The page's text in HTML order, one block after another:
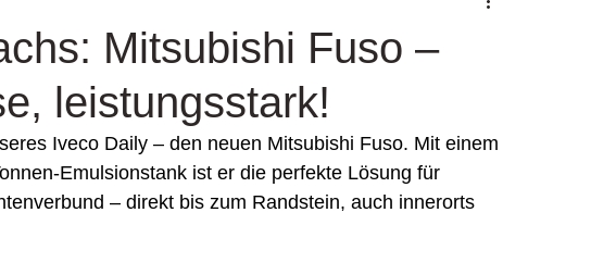
Mitsubishi Fuso –
leistungsstark!
Iveco Daily – den neuen Mitsubishi Fuso. Mit einem
Emulsionstank ist er die perfekte Lösung für
– direkt bis zum Randstein, auch innerorts